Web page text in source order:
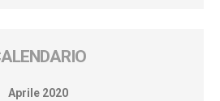
Aprile 2020